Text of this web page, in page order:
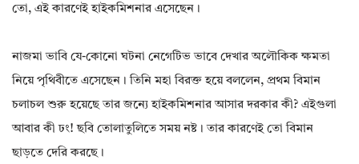
তো, এই কারণেই হাইকমিশনার এসেছেন।
নাজমা ভাবি যে-কোনো ঘটনা নেগেটিভ ভাবে দেখার অলৌকিক ক্ষমতা
নিয়ে পৃথিবীতে এসেছেন। তিনি মহা বিরক্ত হয়ে বললেন, প্রথম বিমান
চলাচল শুরু হয়েছে তার জন্যে হাইকমিশনার আসার দরকার কী? এইগুলা
আবার কী ঢং! ছবি তোলাতুলিতে সময় নষ্ট। তার কারণেই তো বিমান
ছাড়তে দেরি করছে।